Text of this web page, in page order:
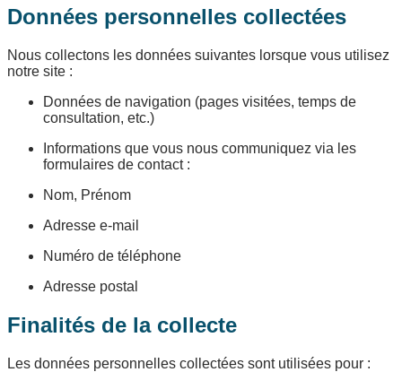
Données personnelles collectées
Nous collectons les données suivantes lorsque vous utilisez
notre site :
Données de navigation (pages visitées, temps de
consultation, etc.)
Informations que vous nous communiquez via les
formulaires de contact :
Nom, Prénom
Adresse e-mail
Numéro de téléphone
Adresse postal
Finalités de la collecte
Les données personnelles collectées sont utilisées pour :